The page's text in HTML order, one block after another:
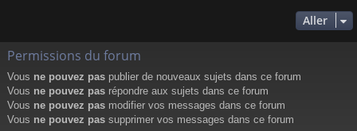
Aller
Permissions du forum
Vous ne pouvez pas publier de nouveaux sujets dans ce forum
Vous ne pouvez pas répondre aux sujets dans ce forum
Vous ne pouvez pas modifier vos messages dans ce forum
Vous ne pouvez pas supprimer vos messages dans ce forum